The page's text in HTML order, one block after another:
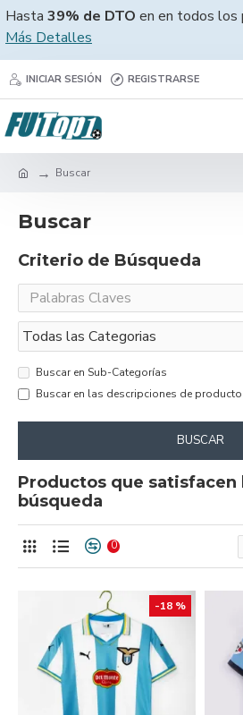
Hasta 39% de DTO en en todos los
Más Detalles
INICIAR SESIÓN REGISTRARSE
Buscar
Buscar
Criterio de Búsqueda
Buscar en Sub-Categorías
Buscar en las descripciones de producto
BUSCAR
Productos que
búsqueda
0
-18 %